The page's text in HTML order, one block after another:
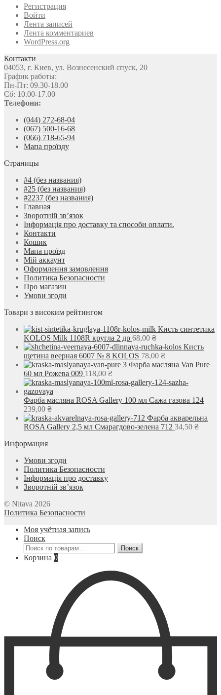
Регистрация
Войти
Лента записей
Лента комментариев
WordPress.org
Контакти
04053, г. Киев, ул. Вознесенский спуск, 20
График работы:
Пн-Пт: 09.30-18.00
Сб: 10.00-17.00
Телефони:
(044) 272-68-04
(067) 500-16-68
(066) 718-65-94
Мапа проїзду
Страницы
#4 (без названия)
#25 (без названия)
#2237 (без названия)
Главная
Зворотній зв’язок
Інформація про доставку та способи оплати.
Контакти
Кошик
Мапа проїзд
Мій аккаунт
Оформлення замовлення
Политика Безопасности
Про магазин
Умови згоди
Товари з високим рейтингом
Кисть синтетика
KOLOS Milk 1108R кругла 2 др 68,00 ₴
Кисть
щетина веерная 6007 № 8 KOLOS 78,00 ₴
Фарба масляна Van Pure
60 мл Рожева 009 118,00 ₴
Фарба масляна ROSA Gallery 100 мл Сажа газова 124
239,00 ₴
Фарба акварельна
ROSA Gallery 2,5 мл Смарагдово-зелена 712 34,50 ₴
Информация
Умови згоди
Политика Безопасности
Інформація про доставку
Зворотній зв’язок
© Nitava 2026
Политика Безопасности
Моя учётная запись
Поиск
Искать:
Поиск
Корзина 0